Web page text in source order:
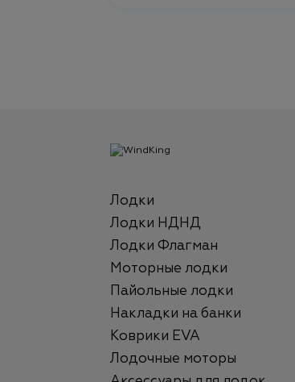
Лодки
Лодки НДНД
Лодки Флагман
Моторные лодки
Пайольные лодки
Накладки на банки
Коврики EVA
Лодочные моторы